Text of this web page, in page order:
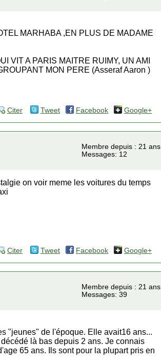
MARHABA ,EN PLUS DE MADAME
VIT A PARIS MAITRE RUIMY, UN AMI
MON PERE (Asseraf Aaron )
Citer Tweet Facebook Google+
Membre depuis : 21 ans
Messages: 12
on voir meme les voitures du temps
Citer Tweet Facebook Google+
Membre depuis : 21 ans
Messages: 39
"jeunes" de l'époque. Elle avait16 ans...
là bas depuis 2 ans. Je connais
65 ans. Ils sont pour la plupart pris en